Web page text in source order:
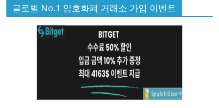
글로벌 No.1 암호화폐 거래소 가입 이벤트